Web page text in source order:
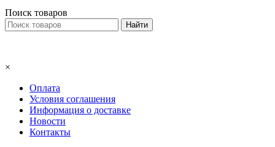
Поиск товаров
×
Оплата
Условия соглашения
Информация о доставке
Новости
Контакты